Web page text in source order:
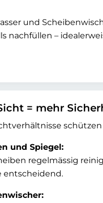
und
nachfüllen –
= mehr
und Spiegel:
regelmässig
entscheidend.